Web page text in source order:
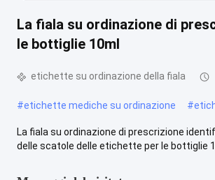
La fiala su ordinazione di
le bottiglie 10ml
etichette su ordinazione della fiala
#etichette mediche su ordinazione #
La fiala su ordinazione di prescrizione
delle scatole delle etichette per le bottiglie